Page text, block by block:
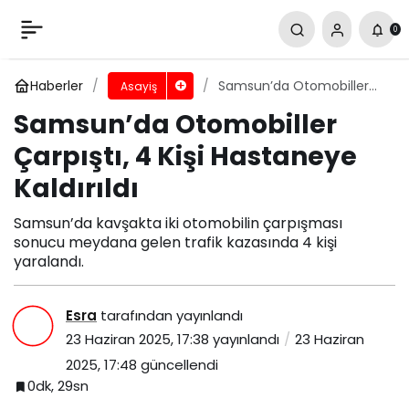
0
Haberler Asayiş
Samsun’da Otomobiller
Kaldırıldı
Samsun’da Otomobiller
Çarpıştı, 4 Kişi Hastaneye
Kaldırıldı
Samsun’da kavşakta iki otomobilin çarpışması
sonucu meydana gelen trafik kazasında 4 kişi
yaralandı.
Esra tarafından yayınlandı
23 Haziran 2025, 17:38 yayınlandı
23 Haziran
2025, 17:48 güncellendi
0dk, 29sn
Samsun’da Otomobiller Çarpıştı, 4 Kişi
Hastaneye KaldırıldıPaylaş